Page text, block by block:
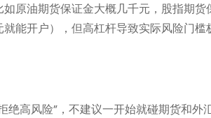
原油期货保证金大概几千元，股指期
能开户），但高杠杆导致实际风险门
高风险”，不建议一开始就碰期货和外